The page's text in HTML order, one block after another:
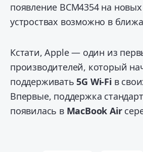
появление BCM4354 на
устроствах возможно в
Кстати, Apple — один из
производителей, который
поддерживать5G Wi-Fi в
Впервые, поддержка
появилась в MacBook Air